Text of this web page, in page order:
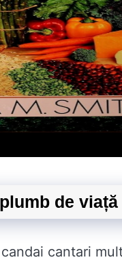
de
cantari